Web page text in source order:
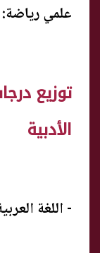
علمي رياضة: تبلغ
توزيع
الأدبية
- اللغة العربية: 80